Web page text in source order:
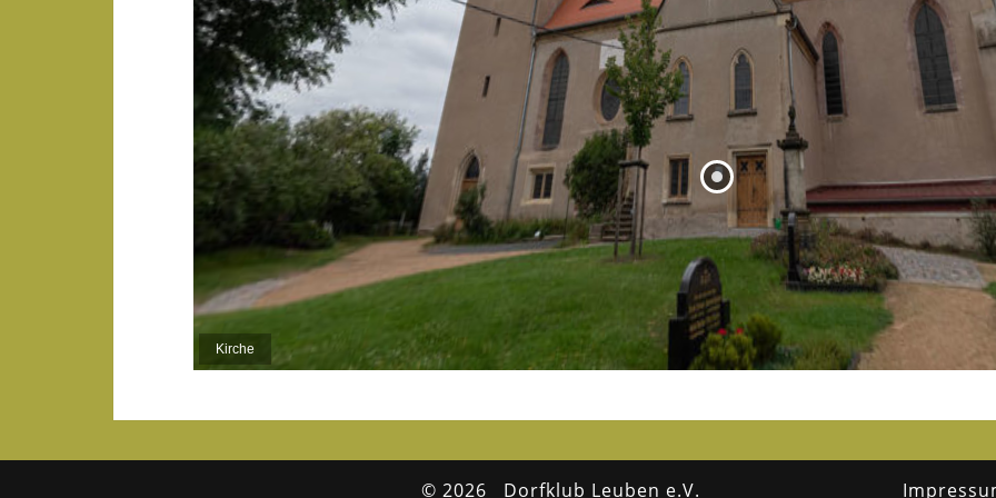
Dieser Standpunkt befindet sich ca. 40 Meter über der normalen Ortshöhe von Leuben. Die
erhöhte Landzunge bot vor mehr als 1000 Jahren eine strategisch hervorragende Stelle für
eine befestigte Wehranlage. Neben dem militärischen Posten entstand bald auch ein
Kirchenbau.
weiterlesen...
Kirche
© 2026 Dorfklub Leuben e.V.